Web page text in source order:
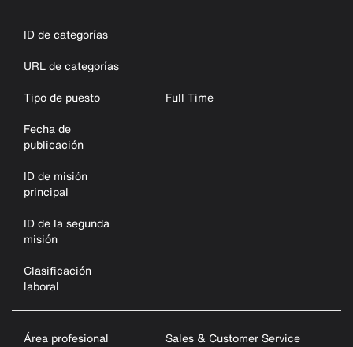
ID de categorías
URL de categorías
Tipo de puesto
Full Time
Fecha de
publicación
ID de misión
principal
ID de la segunda
misión
Clasificación
laboral
Área profesional
Sales & Customer Service